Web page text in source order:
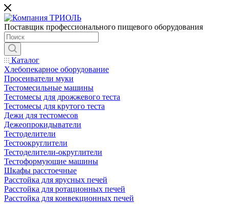
Поставщик профессионального пищевого оборудования
Каталог
Хлебопекарное оборудование
Просеиватели муки
Тестомесильные машины
Тестомесы для дрожжевого теста
Тестомесы для крутого теста
Дежи для тестомесов
Дежеопрокидыватели
Тестоделители
Тестоокруглители
Тестоделители-округлители
Тестоформующие машины
Шкафы расстоечные
Расстойка для ярусных печей
Расстойка для ротационных печей
Расстойка для конвекционных печей